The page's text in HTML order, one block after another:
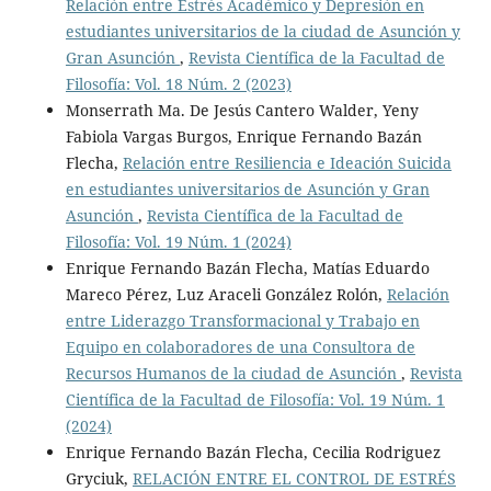
Relación entre Estrés Académico y Depresión en
estudiantes universitarios de la ciudad de Asunción y
Gran Asunción , Revista Científica de la Facultad de
Filosofía: Vol. 18 Núm. 2 (2023)
Monserrath Ma. De Jesús Cantero Walder, Yeny
Fabiola Vargas Burgos, Enrique Fernando Bazán
Flecha, Relación entre Resiliencia e Ideación Suicida
en estudiantes universitarios de Asunción y Gran
Asunción , Revista Científica de la Facultad de
Filosofía: Vol. 19 Núm. 1 (2024)
Enrique Fernando Bazán Flecha, Matías Eduardo
Mareco Pérez, Luz Araceli González Rolón, Relación
entre Liderazgo Transformacional y Trabajo en
Equipo en colaboradores de una Consultora de
Recursos Humanos de la ciudad de Asunción , Revista
Científica de la Facultad de Filosofía: Vol. 19 Núm. 1
(2024)
Enrique Fernando Bazán Flecha, Cecilia Rodriguez
Gryciuk, RELACIÓN ENTRE EL CONTROL DE ESTRÉS